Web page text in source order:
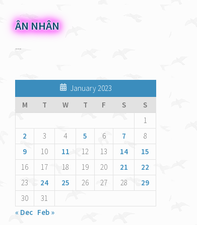
ÂN NHÂN
---
January 2023
M
T W T F S
S
1
2
3 4 5 6 7
8
9
10 11 12 13 14
15
16
17 18 19 20 21
22
23
24 25 26 27 28
29
30
31
« Dec Feb »